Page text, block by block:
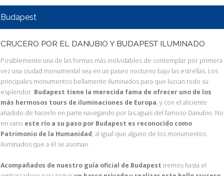
Budapest
CRUCERO POR EL DANUBIO Y BUDAPEST ILUMINADO
Posiblemente una de las formas más inolvidables de contemplar por primera
vez una ciudad monumental sea en un paseo nocturno bajo las estrellas. Los
principales monumentos bellamente iluminados para que luzcan todo su
esplendor. Budapest tiene la merecida fama de ofrecer uno de los
más hermosos tours de iluminaciones de Europa, y con el aliciente
añadido de hacerlo en parte navegando por las aguas del famoso Danubio. No
en vano este río a su paso por Budapest es reconocido como
Patrimonio de la Humanidad, al igual que alguno de los monumentos
iluminados que a él se asoman.
Acompañados de nuestro guía oficial de Budapest iremos hasta el